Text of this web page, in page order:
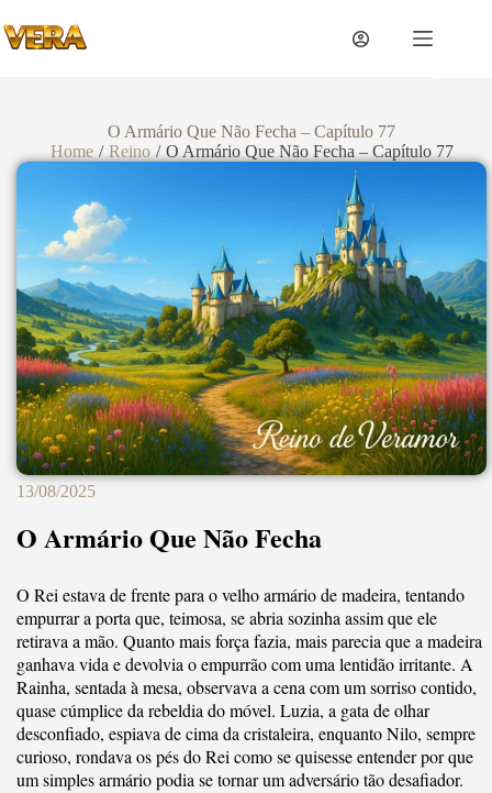
O Armário Que Não Fecha – Capítulo 77
Home / Reino / O Armário Que Não Fecha – Capítulo 77
13/08/2025
O Armário Que Não Fecha
O Rei estava de frente para o velho armário de madeira, tentando
empurrar a porta que, teimosa, se abria sozinha assim que ele
retirava a mão. Quanto mais força fazia, mais parecia que a madeira
ganhava vida e devolvia o empurrão com uma lentidão irritante. A
Rainha, sentada à mesa, observava a cena com um sorriso contido,
quase cúmplice da rebeldia do móvel. Luzia, a gata de olhar
desconfiado, espiava de cima da cristaleira, enquanto Nilo, sempre
curioso, rondava os pés do Rei como se quisesse entender por que
um simples armário podia se tornar um adversário tão desafiador.